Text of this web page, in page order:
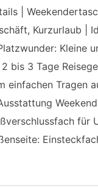
|
Kurzurlaub |
Kleine
bis 3 Tage
einfachen Tragen
für